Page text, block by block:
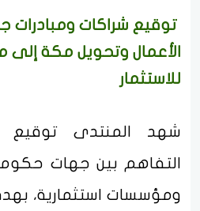
توقيع شراكات ومبادرات
الأعمال وتحويل مكة إلى
للاستثمار
شهد المنتدى
التفاهم بين جهات
ومؤسسات استثمارية،